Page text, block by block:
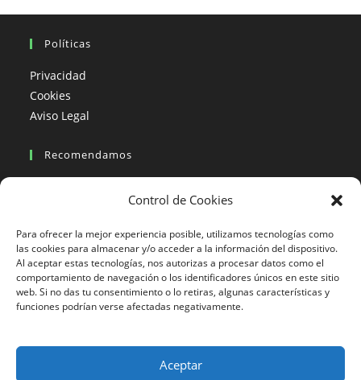
Control de Cookies
Para ofrecer la mejor experiencia posible, utilizamos tecnologías como
las cookies para almacenar y/o acceder a la información del dispositivo.
Al aceptar estas tecnologías, nos autorizas a procesar datos como el
comportamiento de navegación o los identificadores únicos en este sitio
web. Si no das tu consentimiento o lo retiras, algunas características y
funciones podrían verse afectadas negativamente.
Aceptar
Políticas
Privacidad
Cookies
Aviso Legal
Recomendamos
Viajes en moto organizados
Blogs viajes en moto
Más Visto
Viajes en moto India